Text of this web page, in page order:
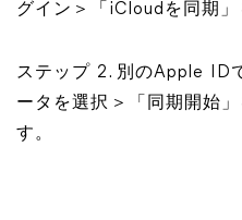
グイン＞「iCloudを同期」
ステップ 2. 別のApple ID
ータを選択＞「同期開始
す。